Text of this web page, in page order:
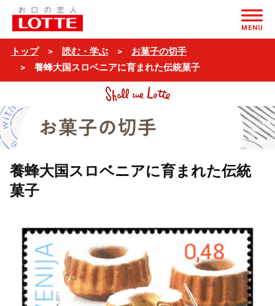
MENU
トップ 読む・学ぶ
お菓子の切手
養蜂大国スロベニアに育まれた伝統菓子
養蜂大国スロベニアに育まれた伝統
菓子